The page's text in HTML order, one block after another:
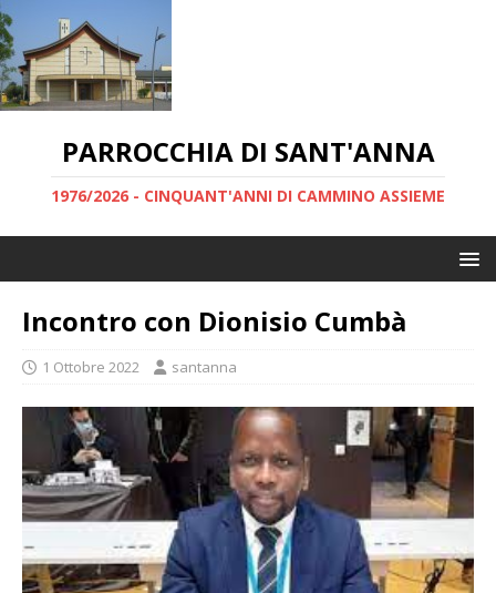
PARROCCHIA DI SANT'ANNA
1976/2026 - CINQUANT'ANNI DI CAMMINO ASSIEME
Incontro con Dionisio Cumbà
1 Ottobre 2022 santanna